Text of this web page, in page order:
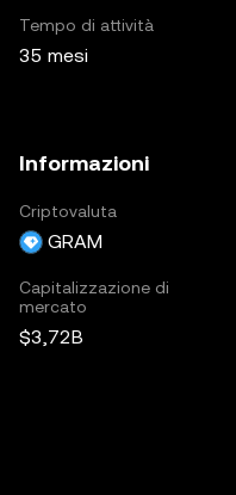
Tempo di attività
35 mesi
Informazioni
Criptovaluta
GRAM
Capitalizzazione di
mercato
$3,72B